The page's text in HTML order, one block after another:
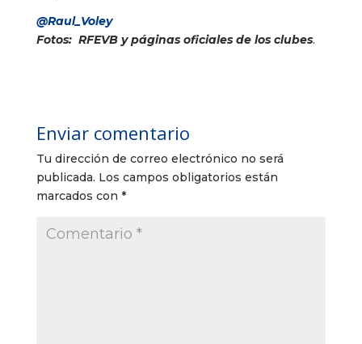
@Raul_Voley
Fotos: RFEVB y páginas oficiales de los clubes.
Enviar comentario
Tu dirección de correo electrónico no será
publicada. Los campos obligatorios están
marcados con *